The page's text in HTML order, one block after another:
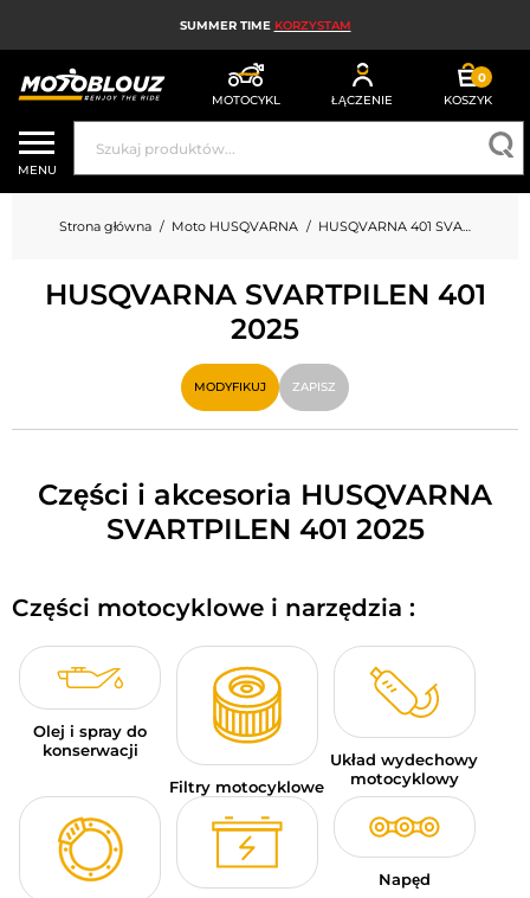
SUMMER TIME KORZYSTAM
MOTOCYKL ŁĄCZENIE
0
KOSZYK
KASK MOTOCYKLOWY
ODZIEŻ MOTOCYKLOWA DLA MĘŻCZYZN
UBRANIA MOTOCYKLOWE DAMSKIE
MX; ENDURO I TRIAL
HIGH-TECH MOTOCYKLOWY
PODUSZKA POWIETRZNA MOTOCYKLOWA
AKCESORIA MOTOCYKLOWE
ODZIEŻ SPORTOWA
OKAZJE I PROMOCJE
KARTY PODARUNKOWE
PL | EUR € — MODYFIKUJ
MARKI
PORADY
MENU
Strona główna Moto HUSQVARNA HUSQVARNA 401 SVARTPILEN 401
HUSQVARNA SVARTPILEN 401
2025
MODYFIKUJ ZAPISZ
Części i akcesoria HUSQVARNA
SVARTPILEN 401 2025
Części motocyklowe i narzędzia :
Olej i spray do
konserwacji
Filtry motocyklowe
Układ wydechowy
motocyklowy
Napęd